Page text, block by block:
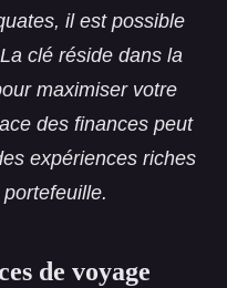
il est possible
clé réside dans la
maximiser votre
des finances peut
expériences riches
de voyage